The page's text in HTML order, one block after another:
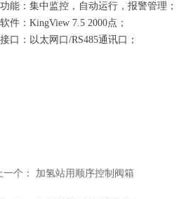
一个： 加氢站用顺序控制阀箱
能：集中监控，自动运行，报警管理；
件：KingView 7.5 2000点；
口：以太网口/RS485通讯口；